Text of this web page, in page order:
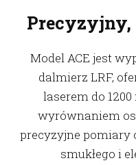
Precyzyjny,
Model ACE jest
dalmierz LRF,
laserem do
wyrównaniem
precyzyjne pomiary
smukłego i